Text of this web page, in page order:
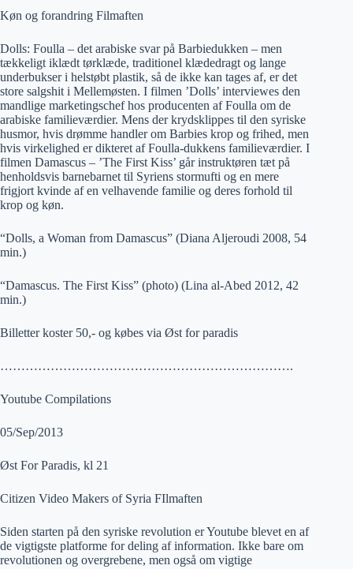
Køn og forandring Filmaften
Dolls: Foulla – det arabiske svar på Barbiedukken – men
tækkeligt iklædt tørklæde, traditionel klædedragt og lange
underbukser i helstøbt plastik, så de ikke kan tages af, er det
store salgshit i Mellemøsten. I filmen ’Dolls’ interviewes den
mandlige marketingschef hos producenten af Foulla om de
arabiske familieværdier. Mens der krydsklippes til den syriske
husmor, hvis drømme handler om Barbies krop og frihed, men
hvis virkelighed er dikteret af Foulla-dukkens familieværdier. I
filmen Damascus – ’The First Kiss’ går instruktøren tæt på
henholdsvis barnebarnet til Syriens stormufti og en mere
frigjort kvinde af en velhavende familie og deres forhold til
krop og køn.
“Dolls, a Woman from Damascus” (Diana Aljeroudi 2008, 54
min.)
“Damascus. The First Kiss” (photo) (Lina al-Abed 2012, 42
min.)
Billetter koster 50,- og købes via Øst for paradis
…………………………………………………………….
Youtube Compilations
05/Sep/2013
Øst For Paradis, kl 21
Citizen Video Makers of Syria FIlmaften
Siden starten på den syriske revolution er Youtube blevet en af
de vigtigste platforme for deling af information. Ikke bare om
revolutionen og overgrebene, men også om vigtige